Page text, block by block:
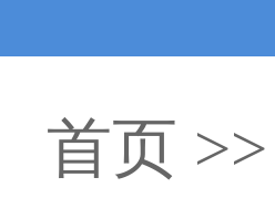
首页 >>